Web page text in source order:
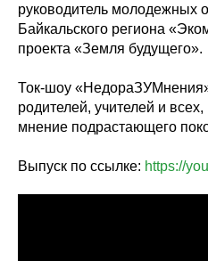
руководитель молодежных
Байкальского региона
проекта «Земля будущего».
Ток-шоу
родителей, учителей и
мнение подрастающего
Выпуск по ссылке: https://